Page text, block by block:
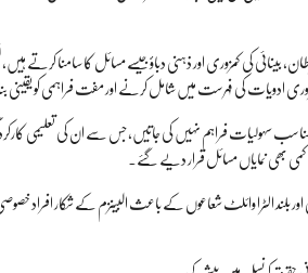
کی کمزوری اور ذہنی دباؤ جیسے مسائل کا سامنا کرتے
کی فہرست میں شامل کرنے اور مفت فراہمی کو یقینی
مناسب سہولیات فراہم نہیں کی جاتیں، جس سے ان کی تعلیمی
کمی بھی نمایاں مسائل قرار دیے گئے۔
بلند الٹرا وائلٹ شعاعوں کے باعث البینزم کے شکار افراد